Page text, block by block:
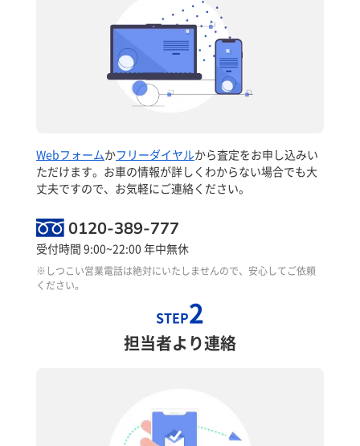
Webフォームかフリーダイヤルから査定をお申し込みい
ただけます。お車の情報が詳しくわからない場合でも大
丈夫ですので、お気軽にご連絡ください。
0120-389-777
受付時間 9:00~22:00 年中無休
※しつこい営業電話は絶対にいたしませんので、安心してご依頼
ください。
STEP2
担当者より連絡